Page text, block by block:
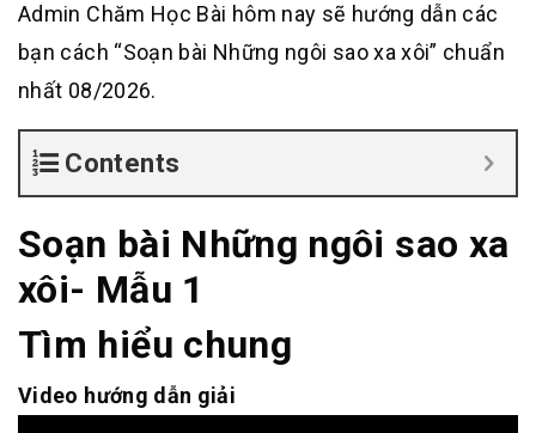
Admin Chăm Học Bài hôm nay sẽ hướng dẫn các
bạn cách “Soạn bài Những ngôi sao xa xôi” chuẩn
nhất 08/2026.
Contents
Soạn bài Những ngôi sao xa
xôi- Mẫu 1
Tìm hiểu chung
Video hướng dẫn giải